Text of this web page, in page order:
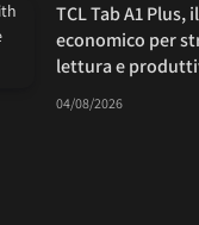
TCL Tab A1 Plus,
economico per
lettura e
04/08/2026